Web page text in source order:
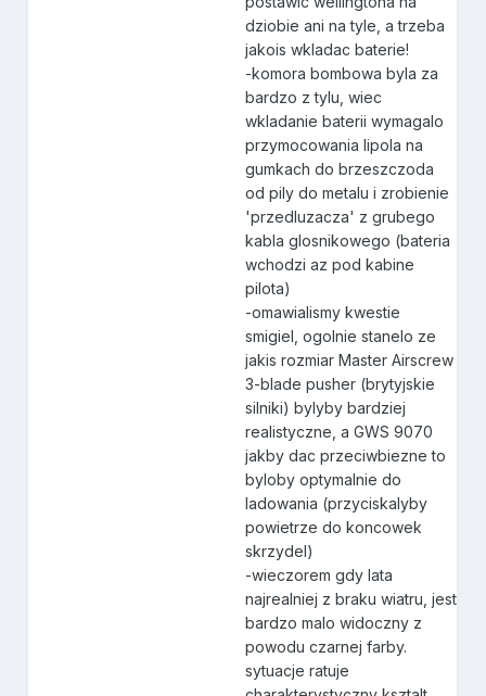
dziobie ani na tyle, a trzeba
jakois wkladac baterie!
-komora bombowa byla za
bardzo z tylu, wiec
wkladanie baterii wymagalo
przymocowania lipola na
gumkach do brzeszczoda
od pily do metalu i zrobienie
'przedluzacza' z grubego
kabla glosnikowego (bateria
wchodzi az pod kabine
pilota)
-omawialismy kwestie
smigiel, ogolnie stanelo ze
jakis rozmiar Master Airscrew
3-blade pusher (brytyjskie
silniki) bylyby bardziej
realistyczne, a GWS 9070
jakby dac przeciwbiezne to
byloby optymalnie do
ladowania (przyciskalyby
powietrze do koncowek
skrzydel)
-wieczorem gdy lata
najrealniej z braku wiatru, jest
bardzo malo widoczny z
powodu czarnej farby.
sytuacje ratuje